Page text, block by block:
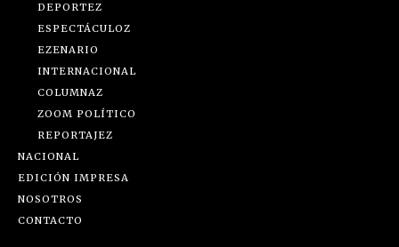
DEPORTEZ
ESPECTÁCULOZ
EZENARIO
INTERNACIONAL
COLUMNAZ
ZOOM POLÍTICO
REPORTAJEZ
NACIONAL
EDICIÓN IMPRESA
NOSOTROS
CONTACTO